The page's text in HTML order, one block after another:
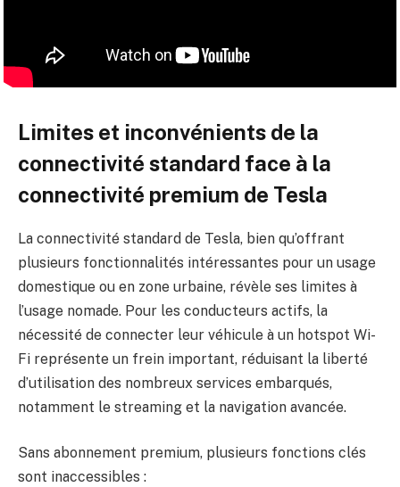
Limites et inconvénients de la
connectivité standard face à la
connectivité premium de Tesla
La connectivité standard de Tesla, bien qu’offrant
plusieurs fonctionnalités intéressantes pour un usage
domestique ou en zone urbaine, révèle ses limites à
l’usage nomade. Pour les conducteurs actifs, la
nécessité de connecter leur véhicule à un hotspot Wi-
Fi représente un frein important, réduisant la liberté
d’utilisation des nombreux services embarqués,
notamment le streaming et la navigation avancée.
Sans abonnement premium, plusieurs fonctions clés
sont inaccessibles :